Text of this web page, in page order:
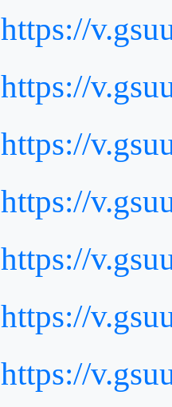
https://
https://
https://
https://
https://
https://
https://